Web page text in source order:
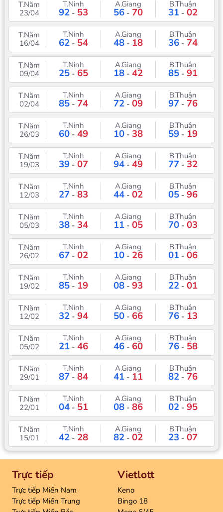
T.Năm
23/04
T.Ninh
92- 53
A.Giang
56- 70
B.Thuận
31- 02
T.Năm
16/04
T.Ninh
62- 54
A.Giang
48- 18
B.Thuận
36- 74
T.Năm
09/04
T.Ninh
25- 65
A.Giang
18- 42
B.Thuận
85- 91
T.Năm
02/04
T.Ninh
85- 74
A.Giang
72- 09
B.Thuận
97- 76
T.Năm
26/03
T.Ninh
60- 49
A.Giang
10- 38
B.Thuận
59- 19
T.Năm
19/03
T.Ninh
39- 07
A.Giang
94- 49
B.Thuận
77- 32
T.Năm
12/03
T.Ninh
27- 83
A.Giang
44- 02
B.Thuận
05- 96
T.Năm
05/03
T.Ninh
38- 34
A.Giang
11- 05
B.Thuận
70- 03
T.Năm
26/02
T.Ninh
67- 02
A.Giang
10- 26
B.Thuận
01- 06
T.Năm
19/02
T.Ninh
85- 19
A.Giang
08- 93
B.Thuận
22- 01
T.Năm
12/02
T.Ninh
32- 94
A.Giang
50- 66
B.Thuận
76- 13
T.Năm
05/02
T.Ninh
21- 46
A.Giang
46- 60
B.Thuận
76- 58
T.Năm
29/01
T.Ninh
87- 84
A.Giang
41- 11
B.Thuận
82- 76
T.Năm
22/01
T.Ninh
04- 51
A.Giang
08- 86
B.Thuận
02- 95
T.Năm
15/01
T.Ninh
42- 28
A.Giang
82- 02
B.Thuận
23 - 07
Trực tiếp
Trực tiếp Miền Nam
Trực tiếp Miền Trung
Vietlott
Keno
Bingo 18